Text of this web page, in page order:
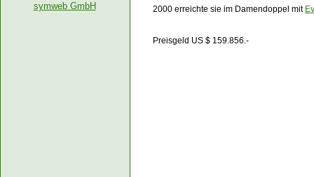
2000 erreichte sie im Damendoppel mit
Preisgeld US $ 159.856.-
symweb GmbH